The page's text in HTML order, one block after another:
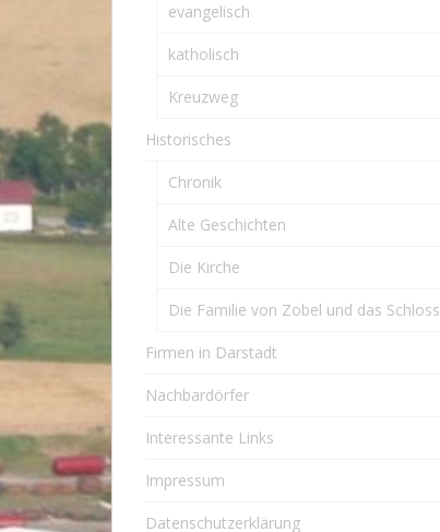
evangelisch
katholisch
Kreuzweg
Historisches
Chronik
Alte Geschichten
Die Kirche
Die Familie von Zobel und das Schloss
Firmen in Darstadt
Nachbardörfer
Interessante Links
Impressum
Datenschutzerklärung